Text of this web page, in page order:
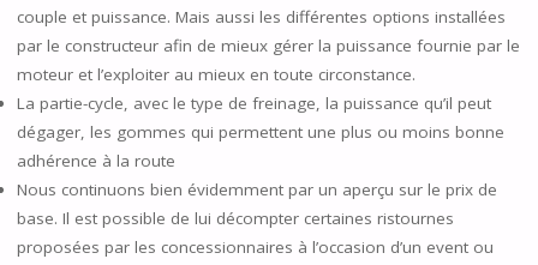
couple et puissance. Mais aussi les différentes options installées
par le constructeur afin de mieux gérer la puissance fournie par le
moteur et l’exploiter au mieux en toute circonstance.
La partie-cycle, avec le type de freinage, la puissance qu’il peut
dégager, les gommes qui permettent une plus ou moins bonne
adhérence à la route
Nous continuons bien évidemment par un aperçu sur le prix de
base. Il est possible de lui décompter certaines ristournes
proposées par les concessionnaires à l’occasion d’un event ou